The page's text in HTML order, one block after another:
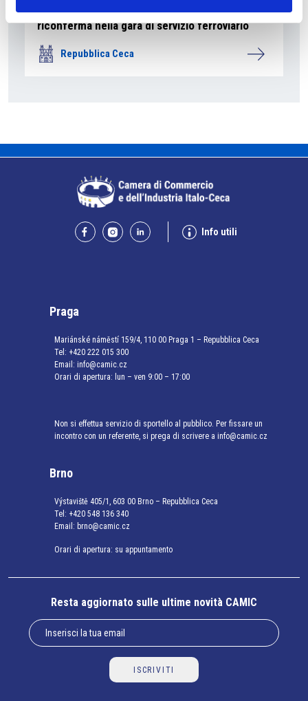
La società pubblica České dráhy verso la
riconferma nella gara di servizio ferroviario
Repubblica Ceca
Info utili
Praga
Mariánské náměstí 159/4, 110 00 Praga 1 – Repubblica Ceca
Tel: +420 222 015 300
Email: info@camic.cz
Orari di apertura: lun – ven 9:00 – 17:00
Non si effettua servizio di sportello al pubblico. Per fissare un
incontro con un referente, si prega di scrivere a info@camic.cz
Brno
Výstaviště 405/1, 603 00 Brno – Repubblica Ceca
Tel: +420 548 136 340
Email: brno@camic.cz
Orari di apertura: su appuntamento
Resta aggiornato sulle ultime novità CAMIC
ISCRIVITI